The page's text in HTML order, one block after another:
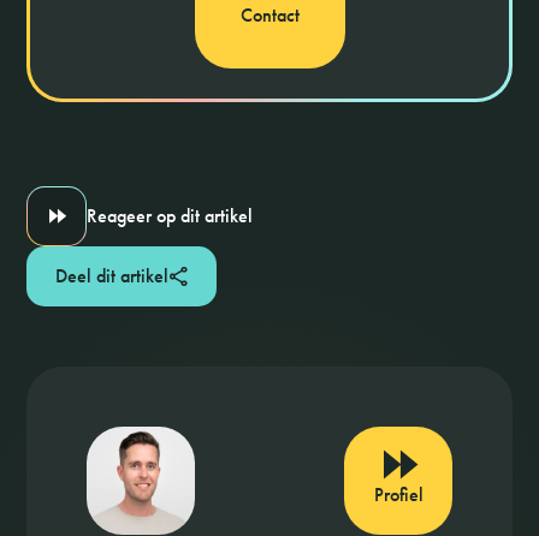
Contact
Reageer op dit artikel
Deel dit artikel
Profiel